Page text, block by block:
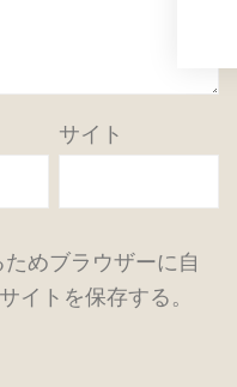
サイト
めブラウザーに自
イトを保存する。